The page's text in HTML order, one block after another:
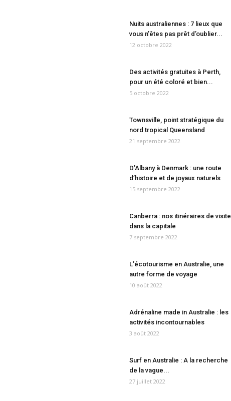
Nuits australiennes : 7 lieux que
vous n’êtes pas prêt d’oublier...
12 octobre 2022
Des activités gratuites à Perth,
pour un été coloré et bien...
5 octobre 2022
Townsville, point stratégique du
nord tropical Queensland
21 septembre 2022
D’Albany à Denmark : une route
d’histoire et de joyaux naturels
15 septembre 2022
Canberra : nos itinéraires de visite
dans la capitale
7 septembre 2022
L’écotourisme en Australie, une
autre forme de voyage
10 août 2022
Adrénaline made in Australie : les
activités incontournables
3 août 2022
Surf en Australie : A la recherche
de la vague...
27 juillet 2022